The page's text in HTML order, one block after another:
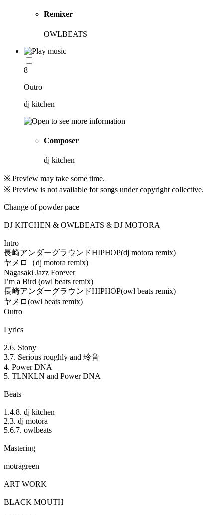
Remixer
OWLBEATS
8
Outro
dj kitchen
Composer
dj kitchen
※ Preview may take some time.
※ Preview is not available for songs under copyright collective.
Change of powder pace
DJ KITCHEN & OWLBEATS & DJ MOTORA
Intro
長崎アンダーグラウンドHIPHOP(dj motora remix)
ヤメロ（dj motora remix)
Nagasaki Jazz Forever
I’m a Bird (owl beats remix)
長崎アンダーグラウンドHIPHOP(owl beats remix)
ヤメロ(owl beats remix)
Outro
Lyrics
2.6. Stony
3.7. Serious roughly and 玲音
4. Power DNA
5. TLNKLN and Power DNA
Beats
1.4.8. dj kitchen
2.3. dj motora
5.6.7. owlbeats
Mastering
motragreen
ART WORK
BLACK MOUTH